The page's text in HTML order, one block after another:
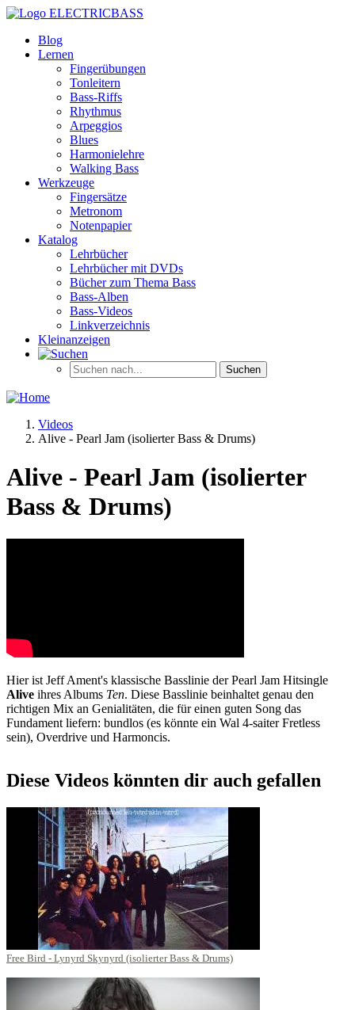
ELECTRICBASS
Blog
Lernen
Fingerübungen
Tonleitern
Bass-Riffs
Rhythmus
Arpeggios
Blues
Harmonielehre
Walking Bass
Werkzeuge
Fingersätze
Metronom
Notenpapier
Katalog
Lehrbücher
Lehrbücher mit DVDs
Bücher zum Thema Bass
Bass-Alben
Bass-Videos
Linkverzeichnis
Kleinanzeigen
Videos
Alive - Pearl Jam (isolierter Bass & Drums)
Alive - Pearl Jam (isolierter
Bass & Drums)
Hier ist Jeff Ament's klassische Basslinie der Pearl Jam Hitsingle
Alive ihres Albums Ten. Diese Basslinie beinhaltet genau den
richtigen Mix an Genialitäten, die für einen guten Song das
Fundament liefern: bundlos (es könnte ein Wal 4-saiter Fretless
sein), Overdrive und Harmoncis.
Diese Videos könnten dir auch gefallen
Free Bird - Lynyrd Skynyrd (isolierter Bass & Drums)